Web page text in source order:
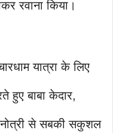
रवाना किया।
यात्रा के लिए
हुए बाबा केदार,
से सबकी सकुशल